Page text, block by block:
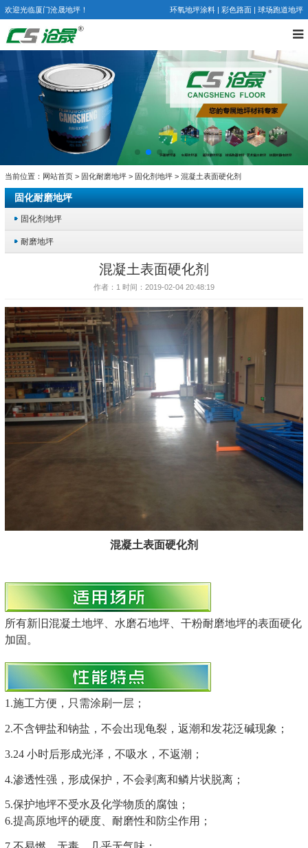
环氧地坪涂料| 彩色路面| 球场跑道地坪
欢迎光临厦门沧晟地坪！
当前位置： 网站首页 > 固化耐磨地坪 > 固化剂地坪 > 混凝土表面硬化剂
固化耐磨地坪
固化剂地坪
耐磨地坪
混凝土表面硬化剂
作者：1 时间：2019-02-04 20:48:19
混凝土表面硬化剂
所有新旧混凝土地坪、水磨石地坪、干粉耐磨地坪的表面硬化
加固。
1.施工方便，只需涂刷一层；
2.不含钾盐和钠盐，不会出现龟裂，返潮和发花泛碱现象；
3.24 小时后形成光泽，不吸水，不返潮；
4.渗透性强，形成保护，不会剥离和鳞片状脱离；
5.保护地坪不受水及化学物质的腐蚀；
6.提高原地坪的硬度、耐磨性和防尘作用；